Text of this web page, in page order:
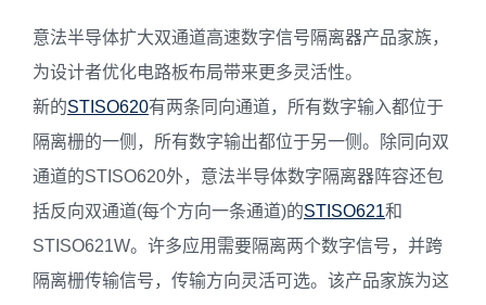
意法半导体扩大双通道高速数字信号隔离器产品家族，
为设计者优化电路板布局带来更多灵活性。
新的STISO620有两条同向通道，所有数字输入都位于
隔离栅的一侧，所有数字输出都位于另一侧。除同向双
通道的STISO620外，意法半导体数字隔离器阵容还包
括反向双通道(每个方向一条通道)的STISO621和
STISO621W。许多应用需要隔离两个数字信号，并跨
隔离栅传输信号，传输方向灵活可选。该产品家族为这